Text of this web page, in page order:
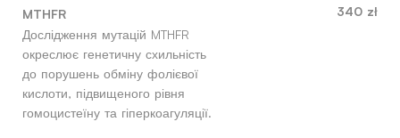
MTHFR
Дослідження мутацій MTHFR
окреслює генетичну схильність
до порушень обміну фолієвої
кислоти, підвищеного рівня
гомоцистеїну та гіперкоагуляції.
340 zł